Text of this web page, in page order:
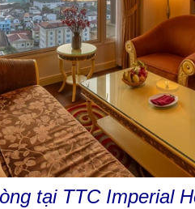
tại TTC Imperial